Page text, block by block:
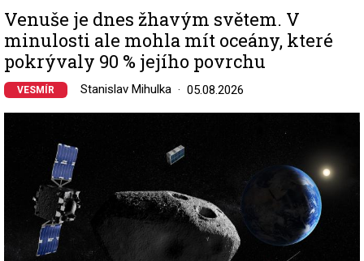
Venuše je dnes žhavým světem. V
minulosti ale mohla mít oceány, které
pokrývaly 90 % jejího povrchu
VESMÍR Stanislav Mihulka 05.08.2026